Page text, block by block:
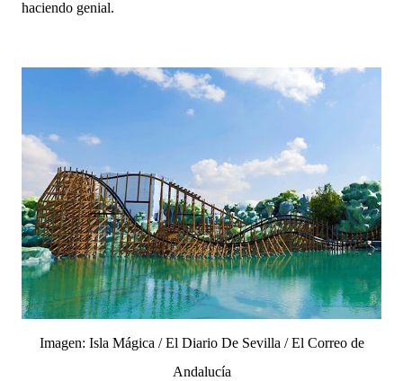
haciendo genial.
Imagen: Isla Mágica / El Diario De Sevilla / El Correo de
Andalucía